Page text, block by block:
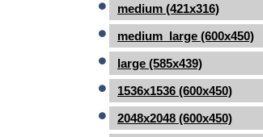
medium (421x316)
medium_large (600x450)
large (585x439)
1536x1536 (600x450)
2048x2048 (600x450)